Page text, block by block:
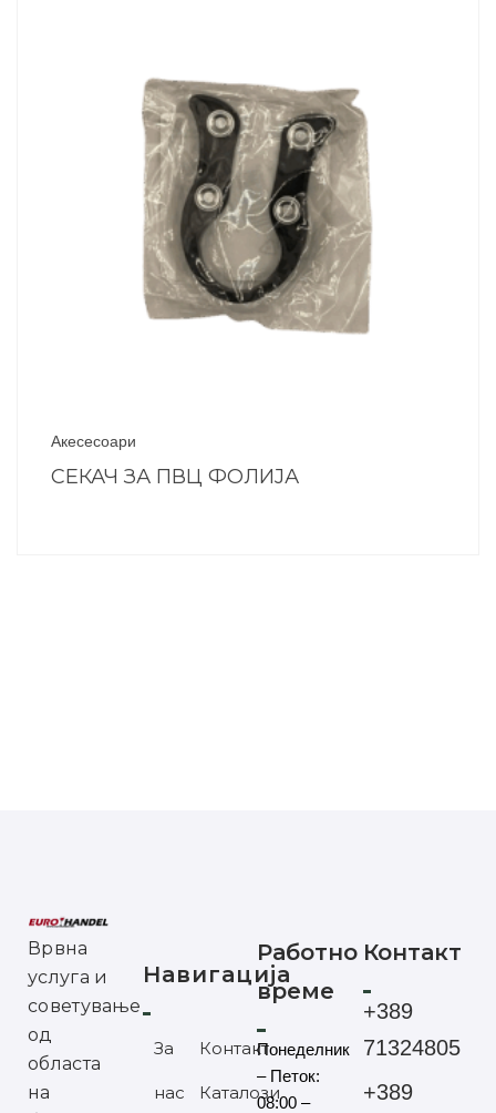
Акесесоари
СЕКАЧ ЗА ПВЦ ФОЛИЈА
Врвна
услуга и
советување
од
областа
на
Навигација
За
нас
Контакт
Каталози
Работно
време
Понеделник
– Петок:
08:00 –
Контакт
+389
71324805
+389